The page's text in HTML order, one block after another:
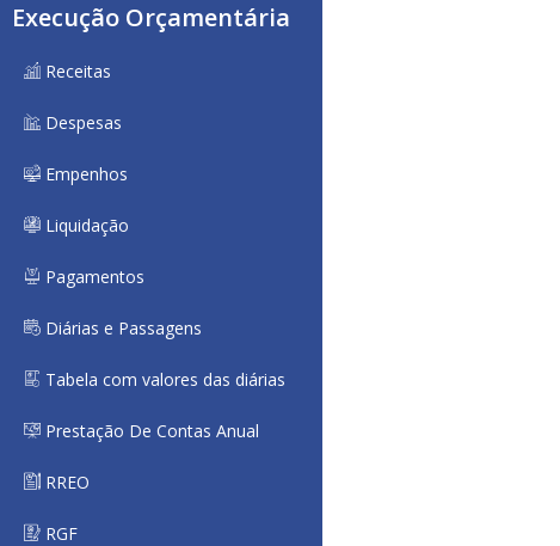
Execução Orçamentária
Receitas
Despesas
Empenhos
Liquidação
Pagamentos
Diárias e Passagens
Tabela com valores das diárias
Prestação De Contas Anual
RREO
RGF